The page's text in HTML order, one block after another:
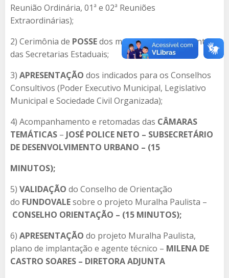
Reunião Ordinária, 01ª e 02ª Reuniões
Extraordinárias);
2) Cerimônia de POSSEdos membros representantes
das Secretarias Estaduais;
3) APRESENTAÇÃO dos indicados para os Conselhos
Consultivos (Poder Executivo Municipal, Legislativo
Municipal e Sociedade Civil Organizada);
4) Acompanhamento e retomadas das CÂMARAS
TEMÁTICAS – JOSÉ POLICE NETO – SUBSECRETÁRIO
DE DESENVOLVIMENTO URBANO – (15
MINUTOS);
5) VALIDAÇÃO do Conselho de Orientação
do FUNDOVALEsobre o projeto Muralha Paulista –
CONSELHO ORIENTAÇÃO – (15 MINUTOS);
6) APRESENTAÇÃO do projeto Muralha Paulista,
plano de implantação e agente técnico – MILENA DE
CASTRO SOARES – DIRETORA ADJUNTA